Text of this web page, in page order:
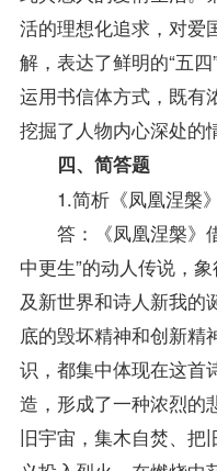
活的理想化追求，对爱
解，表达了鲜明的“五
运用书信体方式，既有
挖掘了人物内心深处的
四、简答题
1.简析《凤凰涅槃》
答：《凤凰涅槃》
中更生”的动人传说，
及新世界和诗人新我的
底的毁坏精神和创新精
识，都集中体现在这首
造，形成了一种浓烈的
旧宇宙，集木自焚、把